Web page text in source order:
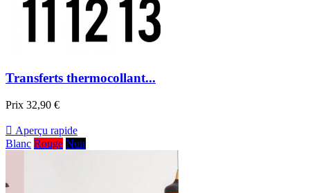
Transferts thermocollant...
Prix 32,90 €
 Aperçu rapide
Blanc Rouge Noir